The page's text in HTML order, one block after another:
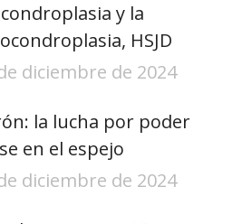
y la
HSJD
diciembre de 2024
la lucha por poder
en el espejo
diciembre de 2024